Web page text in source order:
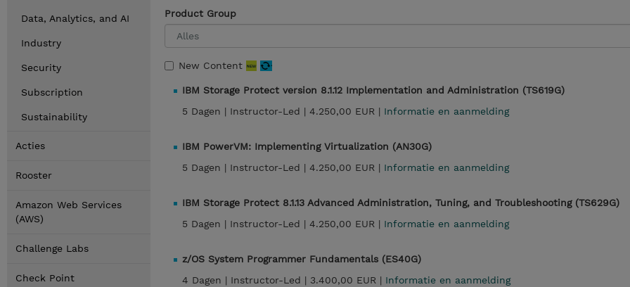
Data, Analytics, and AI
Industry
Security
Subscription
Sustainability
Acties
Rooster
Amazon Web Services
(AWS)
Challenge Labs
Check Point
Product Group
New Content
IBM Storage Protect version 8.1.12 Implementation and Administration (TS619G)
5 Dagen | Instructor-Led | 4.250,00 EUR | Informatie en aanmelding
IBM PowerVM: Implementing Virtualization (AN30G)
5 Dagen | Instructor-Led | 4.250,00 EUR | Informatie en aanmelding
IBM Storage Protect 8.1.13 Advanced Administration, Tuning, and Troubleshooting (TS629G)
5 Dagen | Instructor-Led | 4.250,00 EUR | Informatie en aanmelding
z/OS System Programmer Fundamentals (ES40G)
4 Dagen | Instructor-Led | 3.400,00 EUR | Informatie en aanmelding